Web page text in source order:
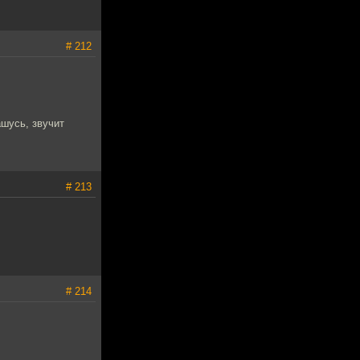
# 212
звучит
# 213
# 214